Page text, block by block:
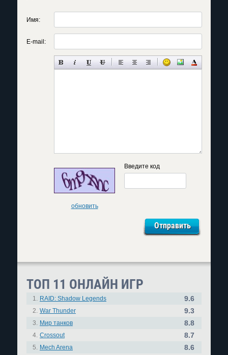
Имя:
E-mail:
обновить
Введите код
ТОП 11 ОНЛАЙН ИГР
1. RAID: Shadow Legends 9.6
2. War Thunder 9.3
3. Мир танков 8.8
4. Crossout 8.7
5. Mech Arena 8.6